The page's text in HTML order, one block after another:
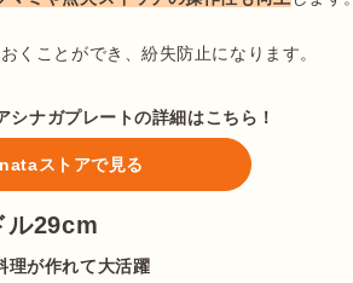
くことができ、紛失防止になります。
ナガプレートの詳細はこちら！
ストアで見る
ル29cm
理が作れて大活躍